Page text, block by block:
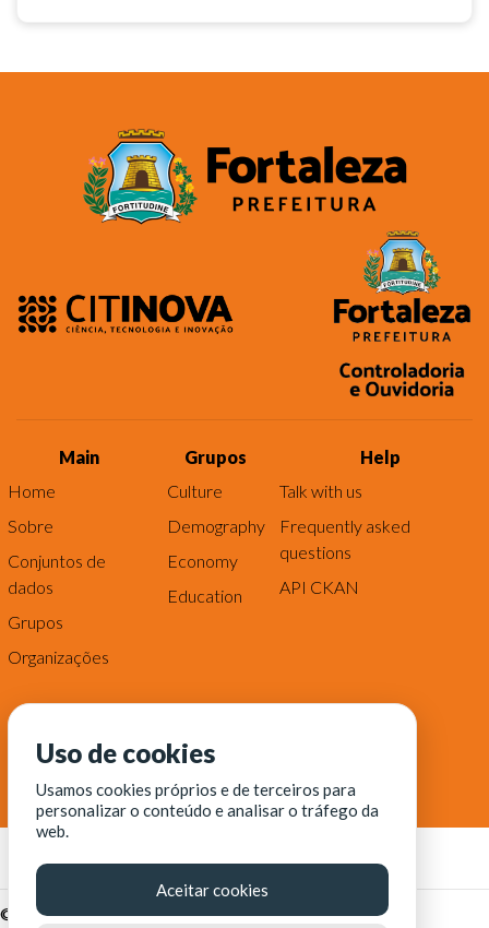
Main
Home
Sobre
Conjuntos de
dados
Grupos
Organizações
Grupos
Culture
Demography
Economy
Education
Help
Talk with us
Frequently asked
questions
API CKAN
© Fortaleza Digital || CITINOVA - Fundação de Ciência,
Uso de cookies
Usamos cookies próprios e de terceiros para
personalizar o conteúdo e analisar o tráfego da
web.
Aceitar cookies